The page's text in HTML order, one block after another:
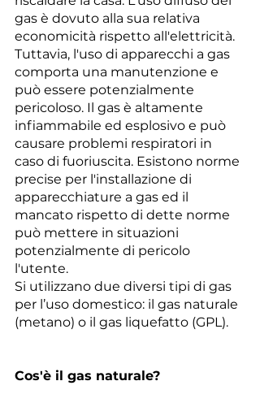
gas è dovuto alla sua relativa
economicità rispetto all'elettricità.
Tuttavia, l'uso di apparecchi a gas
comporta una manutenzione e
può essere potenzialmente
pericoloso. Il gas è altamente
infiammabile ed esplosivo e può
causare problemi respiratori in
caso di fuoriuscita. Esistono norme
precise per l'installazione di
apparecchiature a gas ed il
mancato rispetto di dette norme
può mettere in situazioni
potenzialmente di pericolo
l'utente.
Si utilizzano due diversi tipi di gas
per l’uso domestico: il gas naturale
(metano) o il gas liquefatto (GPL).
Cos'è il gas naturale?